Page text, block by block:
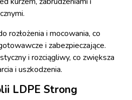
rozłożenia i mocowania, co
i zabezpieczające.
i rozciągliwy, co zwiększa
i uszkodzenia.
LDPE Strong